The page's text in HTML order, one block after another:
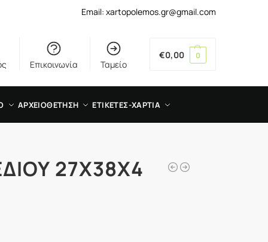
Email: xartopolemos.gr@gmail.com
Επικοινωνία Ταμείο
€0,00 0
ΑΡΧΕΙΟΘΕΤΗΣΗ ΕΤΙΚΕΤΕΣ-ΧΑΡΤΙΑ
27Χ38Χ4